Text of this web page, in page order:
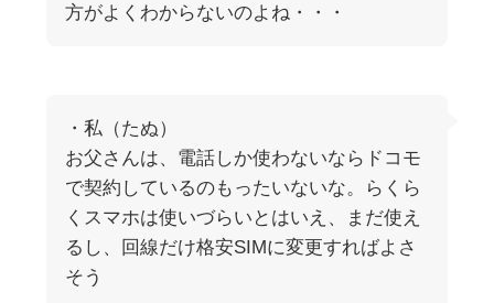
方がよくわからないのよね・・・
・私（たぬ）
お父さんは、電話しか使わないならドコモ
で契約しているのもったいないな。らくら
くスマホは使いづらいとはいえ、まだ使え
るし、回線だけ格安SIMに変更すればよさ
そう